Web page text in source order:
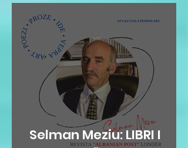
Selman Meziu: LIBRI I